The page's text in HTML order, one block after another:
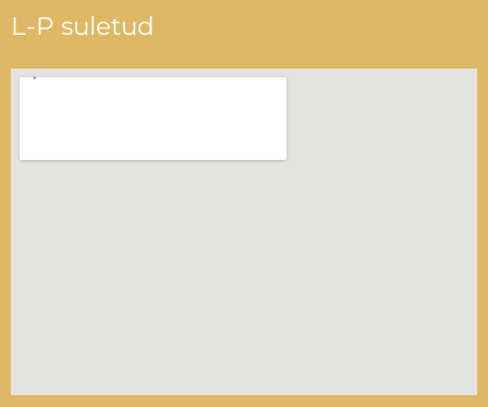
L-P suletud